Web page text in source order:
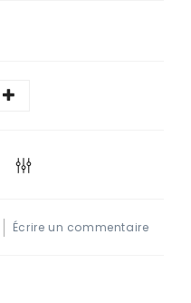
Écrire un commentaire